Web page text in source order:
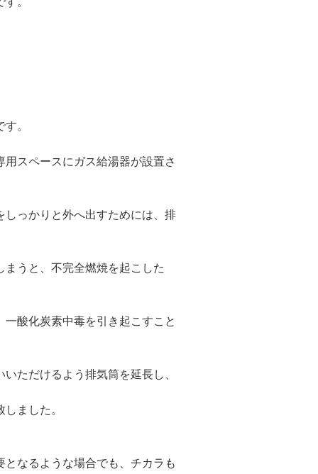
。
スペースにガス給湯器が設置さ
っかりと外へ出すためには、排
うと、不完全燃焼を起こした
酸化炭素中毒を引き起こすこと
ただけるよう排気筒を延長し、
ました。
なるような場合でも、チカラも